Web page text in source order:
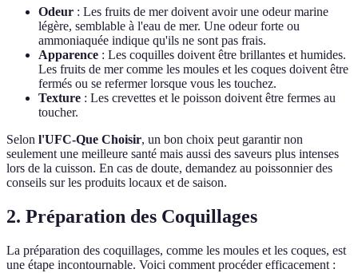
Odeur : Les fruits de mer doivent avoir une odeur marine
légère, semblable à l'eau de mer. Une odeur forte ou
ammoniaquée indique qu'ils ne sont pas frais.
Apparence : Les coquilles doivent être brillantes et humides.
Les fruits de mer comme les moules et les coques doivent être
fermés ou se refermer lorsque vous les touchez.
Texture : Les crevettes et le poisson doivent être fermes au
toucher.
Selon l'UFC-Que Choisir, un bon choix peut garantir non
seulement une meilleure santé mais aussi des saveurs plus intenses
lors de la cuisson. En cas de doute, demandez au poissonnier des
conseils sur les produits locaux et de saison.
2. Préparation des Coquillages
La préparation des coquillages, comme les moules et les coques, est
une étape incontournable. Voici comment procéder efficacement :